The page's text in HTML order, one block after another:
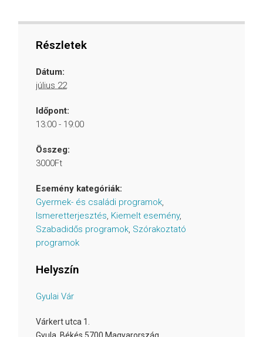
Részletek
Dátum:
július 22
Időpont:
13:00 - 19:00
Összeg:
3000Ft
Esemény kategóriák:
Gyermek- és családi programok,
Ismeretterjesztés, Kiemelt esemény,
Szabadidős programok, Szórakoztató
programok
Helyszín
Gyulai Vár
Várkert utca 1.